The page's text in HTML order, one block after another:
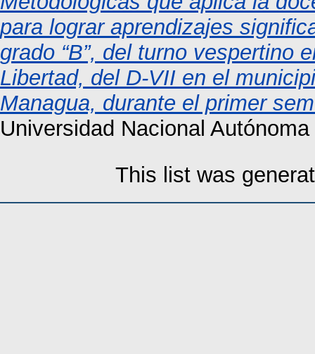
para lograr aprendizajes
grado “B”, del turno vespertino
Libertad, del D-VII en el
Managua, durante el primer
Universidad Nacional
This list was